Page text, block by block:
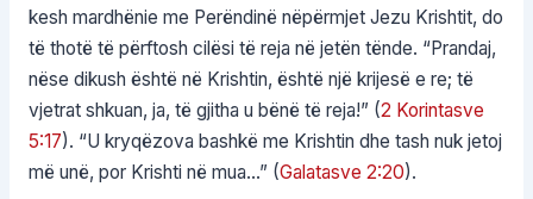
kesh mardhënie me Perëndinë nëpërmjet Jezu Krishtit, do
të thotë të përftosh cilësi të reja në jetën tënde. “Prandaj,
nëse dikush është në Krishtin, është një krijesë e re; të
vjetrat shkuan, ja, të gjitha u bënë të reja!” (2 Korintasve
5:17). “U kryqëzova bashkë me Krishtin dhe tash nuk jetoj
më unë, por Krishti në mua…” (Galatasve 2:20).